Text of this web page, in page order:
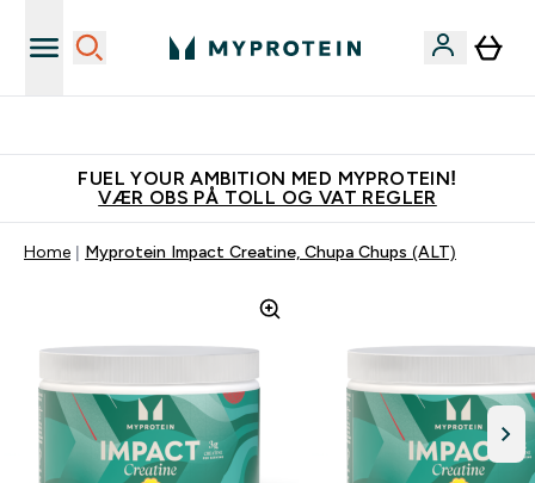
FUEL YOUR AMBITION MED MYPROTEIN!
VÆR OBS PÅ TOLL OG VAT REGLER
Home Myprotein Impact Creatine, Chupa Chups (ALT)